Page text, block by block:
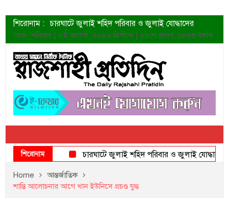
শিরোনাম : চারঘাটে জুলাই শহিদ পরিবার ও জুলাই যোদ্ধাদের
সংবর্ধনা
শহীদদের প্রত্যাশা এখনো পূরণ হয়নি: ডা. শফিকুর রহমান
ত্বক ভালো রাখতে যে ৫ কাজ করবেন
জুলাই স্মৃতি জাদুঘরের দুয়ার খুলেছে উদ্বোধন করলেন
প্রধানমন্ত্রী
শাহরুখের নতুন সিনেমার লুক
কোয়ার্টার ফাইনালে নেইমারের দুর্দান্ত অ্যাসিস্টে সান্তোস
ডেনিস লিয়ামিন রাশিয়ার ড্রোন বাহিনীর প্রধান হলেন
জুলাই শহিদদের আত্মত্যাগ জাতি চিরকাল শ্রদ্ধার সাথে
আজ- শনিবার | ৮ই আগস্ট, ২০২৬ খ্রিস্টাব্দ | ২৪শে শ্রাবণ, ১৪৩৩ বঙ্গাব্দ
শিরোনাম চারঘাটে জুলাই শহিদ পরিবার ও জুলাই যোদ্ধাদের
Home
আন্তর্জাতিক
শান্তি আলোচনার আগে খান ইউনিসে প্রচণ্ড যুদ্ধ